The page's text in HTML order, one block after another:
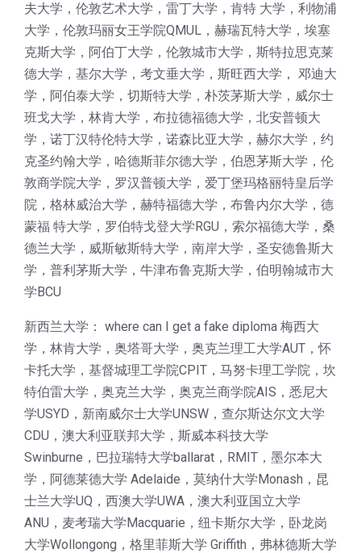
夫大学，伦敦艺术大学，雷丁大学，肯特 大学，利物浦
大学，伦敦玛丽女王学院QMUL，赫瑞瓦特大学，埃塞
克斯大学，阿伯丁大学，伦敦城市大学，斯特拉思克莱
德大学，基尔大学，考文垂大学，斯旺西大学， 邓迪大
学，阿伯泰大学，切斯特大学，朴茨茅斯大学，威尔士
班戈大学，林肯大学，布拉德福德大学，北安普顿大
学，诺丁汉特伦特大学，诺森比亚大学，赫尔大学，约
克圣约翰大学，哈德斯菲尔德大学，伯恩茅斯大学，伦
敦商学院大学，罗汉普顿大学，爱丁堡玛格丽特皇后学
院，格林威治大学，赫特福德大学，布鲁内尔大学，德
蒙福 特大学，罗伯特戈登大学RGU，索尔福德大学，桑
德兰大学，威斯敏斯特大学，南岸大学，圣安德鲁斯大
学，普利茅斯大学，牛津布鲁克斯大学，伯明翰城市大
学BCU
新西兰大学： where can I get a fake diploma 梅西大
学，林肯大学，奥塔哥大学，奥克兰理工大学AUT，怀
卡托大学，基督城理工学院CPIT，马努卡理工学院，坎
特伯雷大学，奥克兰大学，奥克兰商学院AIS，悉尼大
学USYD，新南威尔士大学UNSW，查尔斯达尔文大学
CDU，澳大利亚联邦大学，斯威本科技大学
Swinburne，巴拉瑞特大学ballarat，RMIT，墨尔本大
学，阿德莱德大学 Adelaide，莫纳什大学Monash，昆
士兰大学UQ，西澳大学UWA，澳大利亚国立大学
ANU，麦考瑞大学Macquarie，纽卡斯尔大学，卧龙岗
大学Wollongong，格里菲斯大学 Griffith，弗林德斯大学